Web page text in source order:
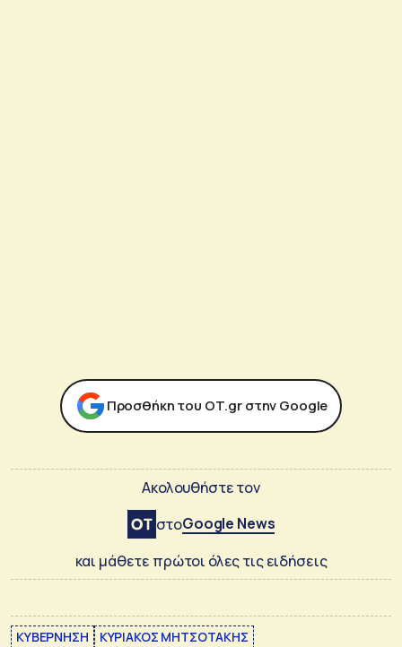
Προσθήκη του ΟΤ.gr στην Google
Ακολουθήστε τον
στοGoogle News
και μάθετε πρώτοι όλες τις ειδήσεις
ΚΥΒΕΡΝΗΣΗ
ΚΥΡΙΑΚΟΣ ΜΗΤΣΟΤΑΚΗΣ